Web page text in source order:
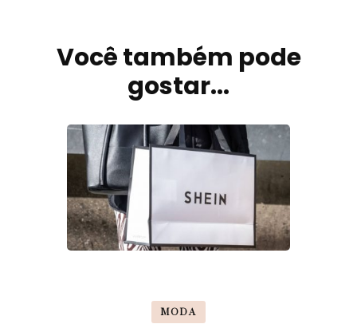
Você também pode
gostar...
MODA